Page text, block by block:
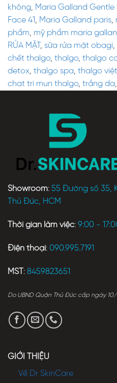
không, Maria Galland
Face 41, Maria Galland paris,
phẩm, mỹ phẩm maria
RỬA MẶT , sữa rửa mặt obagi,
chết thalgo, thalgo, thalgo
detox, thalgo spa, thalgo
chat tri mun thalgo, trắng da,
Showroom: 55 Đường số 35,
Thủ Đức, HCM
Thời gian làm việc: 9:00 -
Điện thoại: 090.995.7191
MST : 8459823651
Do UBND Quận Thủ Đức cấp ngày
GIỚI THIỆU
Về Dr SkinCare